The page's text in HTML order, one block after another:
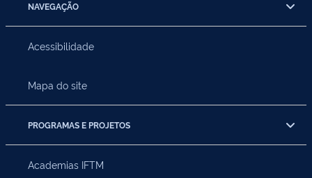
NAVEGAÇÃO
Acessibilidade
Mapa do site
PROGRAMAS E PROJETOS
Academias IFTM